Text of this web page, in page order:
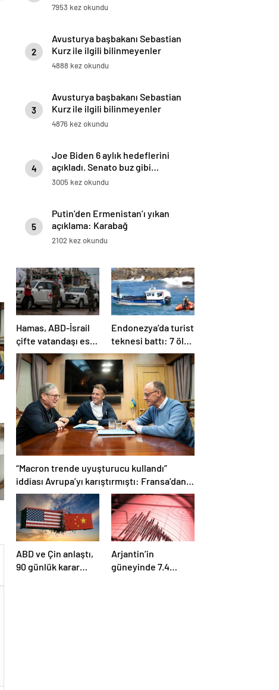
7953 kez okundu
2
Avusturya başbakanı Sebastian
Kurz ile ilgili bilinmeyenler
4888 kez okundu
3
Avusturya başbakanı Sebastian
Kurz ile ilgili bilinmeyenler
4876 kez okundu
4
Joe Biden 6 aylık hedeflerini
açıkladı. Senato buz gibi…
3005 kez okundu
5
Putin’den Ermenistan’ı yıkan
açıklama: Karabağ
Azerbaycan’ın ayrılmaz bir
2102 kez okundu
Hamas, ABD-İsrail
çifte vatandaşı esiri
serbest
bırakacağını
duyurdu
Endonezya’da turist
teknesi battı: 7 ölü,
34 yaralı
“Macron trende uyuşturucu kullandı”
iddiası Avrupa’yı karıştırmıştı: Fransa’dan
“peçeteli” yalanlama geldi!
ABD ve Çin anlaştı,
90 günlük karar
Arjantin’in
güneyinde 7.4